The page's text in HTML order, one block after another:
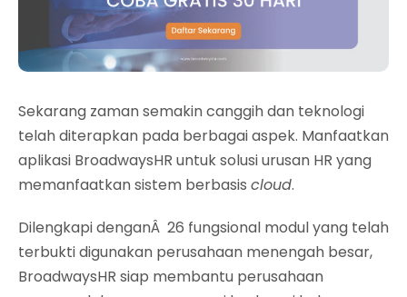
Sekarang zaman semakin canggih dan teknologi
telah diterapkan pada berbagai aspek. Manfaatkan
aplikasi BroadwaysHR untuk solusi urusan HR yang
memanfaatkan sistem berbasis cloud.
Dilengkapi denganÂ 26 fungsional modul yang telah
terbukti digunakan perusahaan menengah besar,
BroadwaysHR siap membantu perusahaan